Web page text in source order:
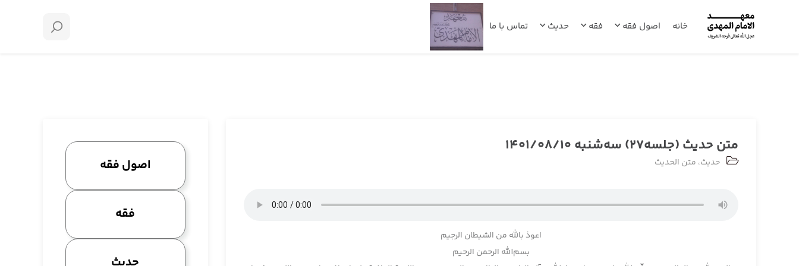
خانه اصول فقه فقه حدیث تماس با ما
متن حدیث (جلسه27) سه‌شنبه 1401/08/10
حدیث، متن الحدیث
اعوذ بالله من الشيطان الرجيم
بسم‌‌الله الرحمن الرحيم
اصول فقه
فقه